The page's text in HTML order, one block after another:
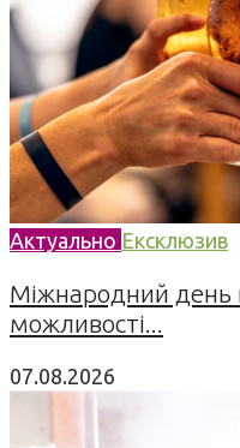
Актуально Ексклюзив
Міжнародний день
можливості...
07.08.2026